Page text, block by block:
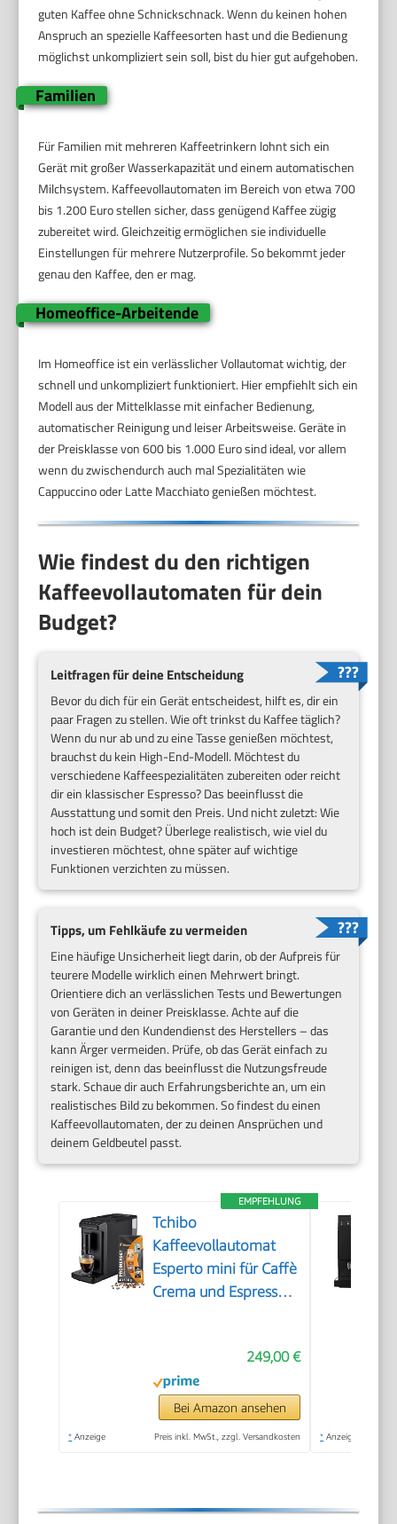
guten Kaffee ohne Schnickschnack. Wenn du keinen hohen
Anspruch an spezielle Kaffeesorten hast und die Bedienung
möglichst unkompliziert sein soll, bist du hier gut aufgehoben.
Familien
Für Familien mit mehreren Kaffeetrinkern lohnt sich ein
Gerät mit großer Wasserkapazität und einem automatischen
Milchsystem. Kaffeevollautomaten im Bereich von etwa 700
bis 1.200 Euro stellen sicher, dass genügend Kaffee zügig
zubereitet wird. Gleichzeitig ermöglichen sie individuelle
Einstellungen für mehrere Nutzerprofile. So bekommt jeder
genau den Kaffee, den er mag.
Homeoffice-Arbeitende
Im Homeoffice ist ein verlässlicher Vollautomat wichtig, der
schnell und unkompliziert funktioniert. Hier empfiehlt sich ein
Modell aus der Mittelklasse mit einfacher Bedienung,
automatischer Reinigung und leiser Arbeitsweise. Geräte in
der Preisklasse von 600 bis 1.000 Euro sind ideal, vor allem
wenn du zwischendurch auch mal Spezialitäten wie
Cappuccino oder Latte Macchiato genießen möchtest.
Wie findest du den richtigen
Kaffeevollautomaten für dein
Budget?
Leitfragen für deine Entscheidung
Bevor du dich für ein Gerät entscheidest, hilft es, dir ein
paar Fragen zu stellen. Wie oft trinkst du Kaffee täglich?
Wenn du nur ab und zu eine Tasse genießen möchtest,
brauchst du kein High-End-Modell. Möchtest du
verschiedene Kaffeespezialitäten zubereiten oder reicht
dir ein klassischer Espresso? Das beeinflusst die
Ausstattung und somit den Preis. Und nicht zuletzt: Wie
hoch ist dein Budget? Überlege realistisch, wie viel du
investieren möchtest, ohne später auf wichtige
Funktionen verzichten zu müssen.
Tipps, um Fehlkäufe zu vermeiden
Eine häufige Unsicherheit liegt darin, ob der Aufpreis für
teurere Modelle wirklich einen Mehrwert bringt.
Orientiere dich an verlässlichen Tests und Bewertungen
von Geräten in deiner Preisklasse. Achte auf die
Garantie und den Kundendienst des Herstellers – das
kann Ärger vermeiden. Prüfe, ob das Gerät einfach zu
reinigen ist, denn das beeinflusst die Nutzungsfreude
stark. Schaue dir auch Erfahrungsberichte an, um ein
realistisches Bild zu bekommen. So findest du einen
Kaffeevollautomaten, der zu deinen Ansprüchen und
deinem Geldbeutel passt.
EMPFEHLUNG
Tchibo
Kaffeevollautomat
Esperto mini für Caffè
Crema und Espresso,
geeignet für jede
Küche, Camping,
Studentenapartment,
Schwarz - INKLUSIVE
249,00 €
Bei Amazon ansehen
* Anzeige Preis inkl. MwSt., zzgl. Versandkosten * Anzeige